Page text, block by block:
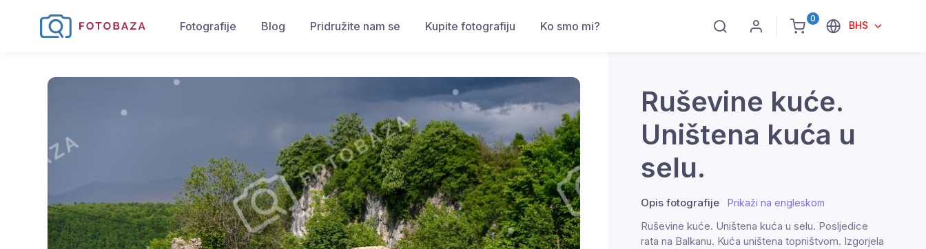
0
BHS
Fotografije Blog Pridružite nam se Kupite fotografiju Ko smo mi?
Ruševine kuće.
Uništena kuća u
selu.
Opis fotografije Prikaži na engleskom
Ruševine kuće. Uništena kuća u selu. Posljedice
rata na Balkanu. Kuća uništena topništvom. Izgorjela